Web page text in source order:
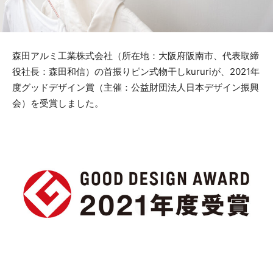
森田アルミ工業株式会社（所在地：大阪府阪南市、代表取締
役社長：森田和信）の首振りピン式物干しkururiが、2021年
度グッドデザイン賞（主催：公益財団法人日本デザイン振興
会）を受賞しました。